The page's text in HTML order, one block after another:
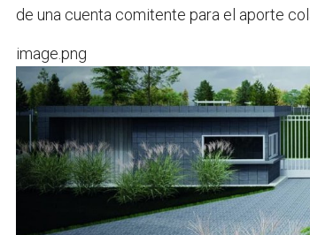
de una cuenta comitente para el aporte
image.png